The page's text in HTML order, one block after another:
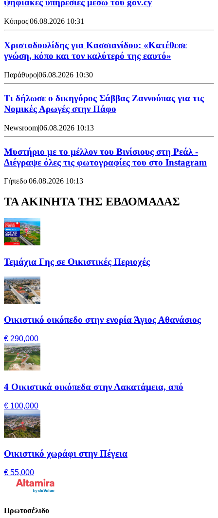
ψηφιακές υπηρεσίες μέσω του gov.cy
Κύπρος|06.08.2026 10:31
Χριστοδουλίδης για Κασσιανίδου: «Κατέθεσε
γνώση, κόπο και τον καλύτερό της εαυτό»
Παράθυρο|06.08.2026 10:30
Τι δήλωσε ο δικηγόρος Σάββας Ζαννούπας για τις
Νομικές Αρωγές στην Πάφο
Newsroom|06.08.2026 10:13
Μυστήριο με το μέλλον του Βινίσιους στη Ρεάλ -
Διέγραψε όλες τις φωτογραφίες του στο Instagram
Γήπεδο|06.08.2026 10:13
ΤΑ ΑΚΙΝΗΤΑ ΤΗΣ ΕΒΔΟΜΑΔΑΣ
Τεμάχια Γης σε Οικιστικές Περιοχές
Οικιστικό οικόπεδο στην ενορία Άγιος Αθανάσιος
€ 290,000
4 Οικιστικά οικόπεδα στην Λακατάμεια, από
€ 100,000
Οικιστικό χωράφι στην Πέγεια
€ 55,000
Πρωτοσέλιδο